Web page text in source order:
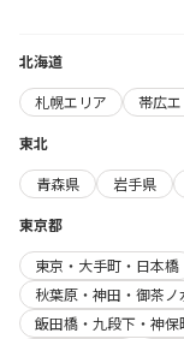
北海道
札幌エリア
帯広
東北
青森県
岩手県
東京都
東京・大手町・日本橋
秋葉原・神田・御茶ノ
飯田橋・九段下・神保